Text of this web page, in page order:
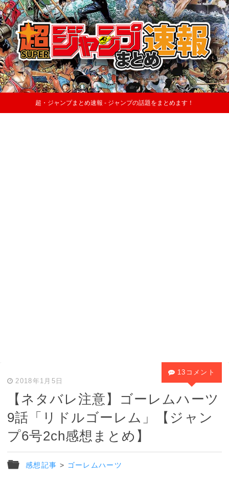
超・ジャンプまとめ速報 - ジャンプの話題をまとめます！
2018年1月5日
【ネタバレ注意】ゴーレムハーツ
9話「リドルゴーレム」【ジャン
プ6号2ch感想まとめ】
感想記事 > ゴーレムハーツ
13コメント